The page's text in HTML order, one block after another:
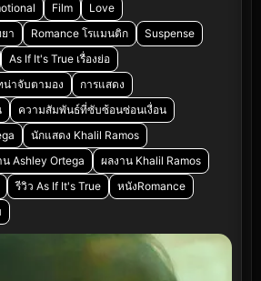
Film
Love
า
Romance โรแมนติก
Suspense
As If It's True เรื่องย่อ
น่าจับตามอง
การแสดง
ความสัมพันธ์ที่ซับซ้อนซ่อนเงื่อน
นักแสดง Khalil Ramos
น Ashley Ortega
ผลงาน Khalil Ramos
รีวิว As If It's True
หนังRomance